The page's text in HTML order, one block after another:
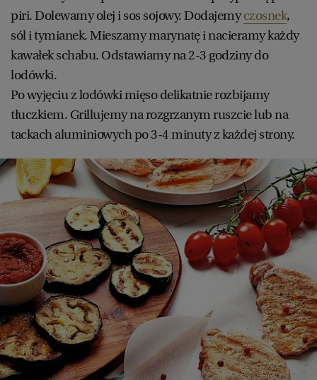
piri. Dolewamy olej i sos sojowy. Dodajemyczosnek,
sól i tymianek. Mieszamy marynatę i nacieramy każdy
kawałek schabu. Odstawiamy na 2-3 godziny do
lodówki.
Po wyjęciu z lodówki mięso delikatnie rozbijamy
tłuczkiem. Grillujemy na rozgrzanym ruszcie lub na
tackach aluminiowych po 3-4 minuty z każdej strony.